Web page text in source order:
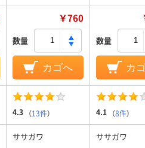
￥760
数量
カゴへ
数量
カ
4.3 （13件） 4.1 （8件）
ササガワ ササガワ